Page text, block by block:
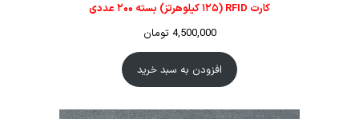
کارت RFID (۱۲۵ کیلوهرتز) بسته ۲۰۰ عددی
4,500,000 تومان
افزودن به سبد خرید